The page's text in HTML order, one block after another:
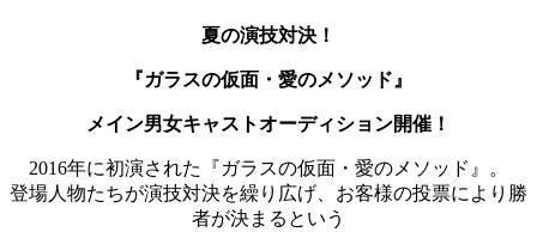
夏の演技対決！
『ガラスの仮面・愛のメソッド』
メイン男女キャストオーディション開催！
2016年に初演された『ガラスの仮面・愛のメソッド』。
登場人物たちが演技対決を繰り広げ、お客様の投票により勝
者が決まるという